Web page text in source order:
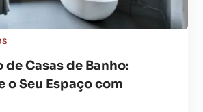
de Casas de Banho:
o Seu Espaço com